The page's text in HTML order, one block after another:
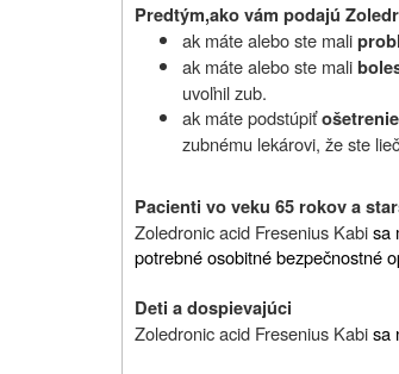
Predtým,ako vám podajú
ak máte alebo ste mali
ak máte alebo ste mali
uvoľnil zub.
ak máte podstúpiť
zubnému lekárovi, že ste
Pacienti vo veku 65 rokov a
Zoledronic acid Fresenius Kabisa
potrebné osobitné bezpečnostné
Deti a dospievajúci
Zoledronic acid Fresenius Kabisa